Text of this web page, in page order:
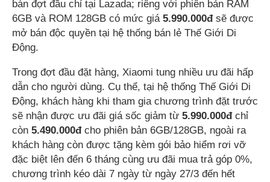
bán đợt đầu chỉ tại Lazada; riêng với phiên bản RAM
6GB và ROM 128GB có mức giá 5.990.000đsẽ được
mở bán độc quyền tại hệ thống bán lẻ Thế Giới Di
Động.
Trong đợt đầu đặt hàng, Xiaomi tung nhiều ưu đãi hấp
dẫn cho người dùng. Cụ thể, tại hệ thống Thế Giới Di
Động, khách hàng khi tham gia chương trình đặt trước
sẽ nhận được ưu đãi giá sốc giảm từ 5.990.000đchỉ
còn 5.490.000đcho phiên bản 6GB/128GB, ngoài ra
khách hàng còn được tặng kèm gói bảo hiểm rơi vỡ
đặc biệt lên đến 6 tháng cùng ưu đãi mua trả góp 0%,
chương trình kéo dài 7 ngày từ ngày 27/3 đến hết